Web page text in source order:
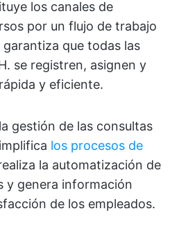
los canales de
por un flujo de trabajo
que todas las
se registren, asignen y
y eficiente.
gestión de las consultas
los procesos de
la automatización de
y genera información
de los empleados.